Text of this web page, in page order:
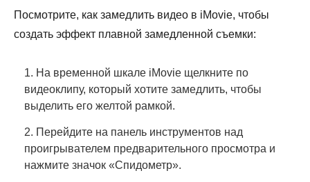
Посмотрите, как замедлить видео в iMovie, чтобы
создать эффект плавной замедленной съемки:
1. На временной шкале iMovie щелкните по
видеоклипу, который хотите замедлить, чтобы
выделить его желтой рамкой.
2. Перейдите на панель инструментов над
проигрывателем предварительного просмотра и
нажмите значок «Спидометр».